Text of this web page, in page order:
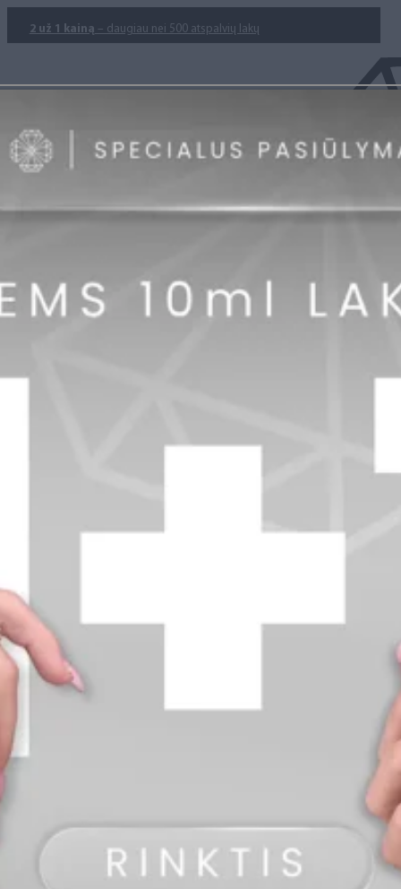
2 už 1 kainą – daugiau nei 500 atspalvių lakų
info@diamondline.lt
Prisijungti
Rewards“